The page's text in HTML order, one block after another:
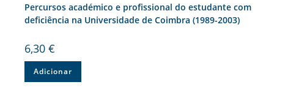
Percursos académico e profissional do estudante com
deficiência na Universidade de Coimbra (1989-2003)
6,30 €
Adicionar